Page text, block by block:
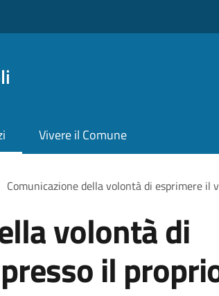
Vivere il Comune
Comunicazione della volontà di esprimere il
volontà di
il